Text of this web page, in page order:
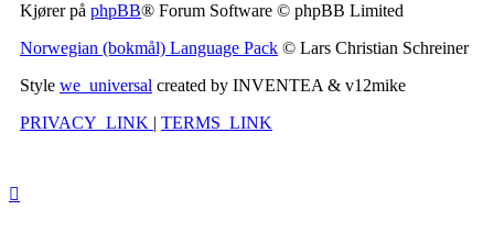
Kjører på phpBB® Forum Software © phpBB Limited
Norwegian (bokmål) Language Pack © Lars Christian Schreiner
Style we_universal created by INVENTEA & v12mike
PRIVACY_LINK | TERMS_LINK